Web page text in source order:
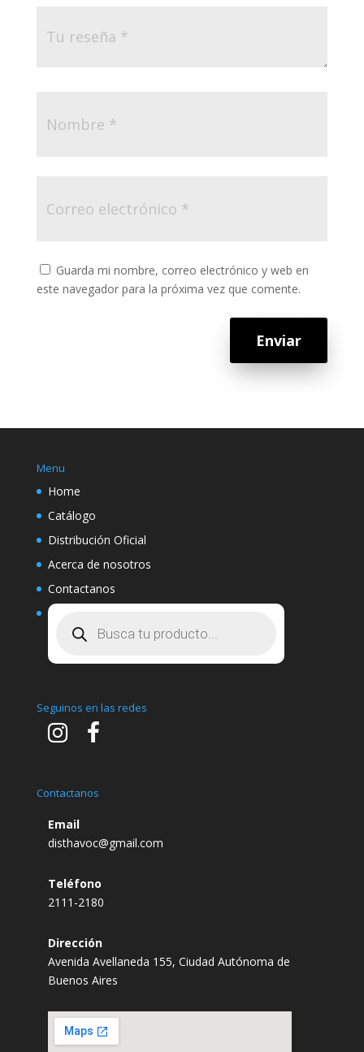
Guarda mi nombre, correo electrónico y web en
este navegador para la próxima vez que comente.
Enviar
Menu
Home
Catálogo
Distribución Oficial
Acerca de nosotros
Contactanos
Seguinos en las redes
Contactanos
Email
disthavoc@gmail.com
Teléfono
2111-2180
Dirección
Avenida Avellaneda 155, Ciudad Autónoma de
Buenos Aires